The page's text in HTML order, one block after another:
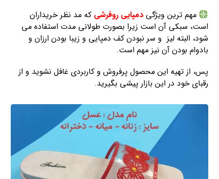
مهم ترین ویژگی دمپایی روفرشی که مد نظر خریداران
است، سبکی آن است زیرا بصورت طولانی مدت استفاده می
شود، البته لیز و سر نبودن کف دمپایی و زیبا بودن ارزان و
بادوام بودن آن نیز مهم است.
پس، از تهیه این محصول پرفروش و کاربردی غافل نشوید و از
رقبای خود در این بازار پیشی بگیرید.